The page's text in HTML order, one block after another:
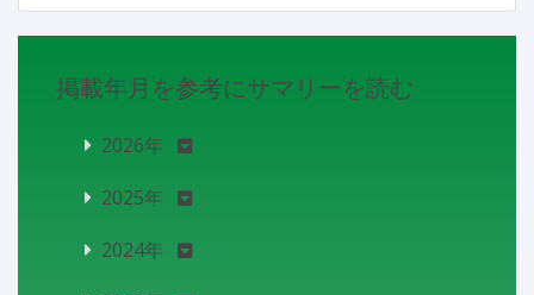
掲載年月を参考にサマリーを読む
2026年
2025年
2024年